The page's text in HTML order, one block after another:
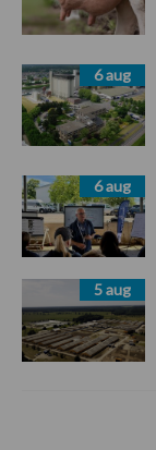
6 aug
6 aug
5 aug